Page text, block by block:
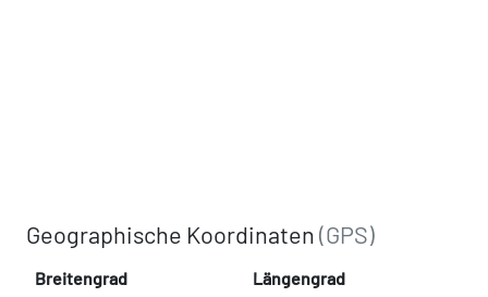
Geographische Koordinaten(GPS)
Breitengrad Längengrad